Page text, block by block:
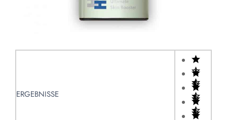
ERGEBNISSE